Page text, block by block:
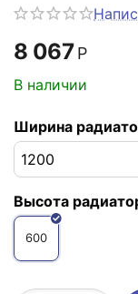
8 067 Р
В наличии
Ширина
Высота
600